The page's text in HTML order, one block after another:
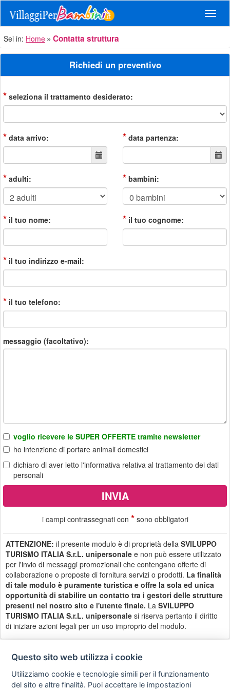
Sei in: Home Contatta struttura
Richiedi un preventivo
* seleziona il trattamento desiderato:
* data arrivo: * data partenza:
* adulti: * bambini:
* il tuo nome: * il tuo cognome:
* il tuo indirizzo e-mail:
* il tuo telefono:
messaggio (facoltativo):
voglio ricevere le SUPER OFFERTE tramite newsletter
ho intenzione di portare animali domestici
dichiaro di aver letto l'informativa relativa al trattamento dei dati
personali
i campi contrassegnati con *sono obbligatori
ATTENZIONE: il presente modulo è di proprietà della SVILUPPO
TURISMO ITALIA S.r.L. unipersonale e non può essere utilizzato
per l'invio di messaggi promozionali che contengano offerte di
collaborazione o proposte di fornitura servizi o prodotti. La finalità
di tale modulo è puramente turistica e offre la sola ed unica
opportunità di stabilire un contatto tra i gestori delle strutture
presenti nel nostro sito e l'utente finale. La SVILUPPO
TURISMO ITALIA S.r.L. unipersonale si riserva pertanto il diritto
di iniziare azioni legali per un uso improprio del modulo.
Privacy
policy
Avviso
legale
Scrivici
Questo sito web utilizza i cookie
Utilizziamo cookie e tecnologie simili per il funzionamento
del sito e altre finalità. Puoi accettare le impostazioni